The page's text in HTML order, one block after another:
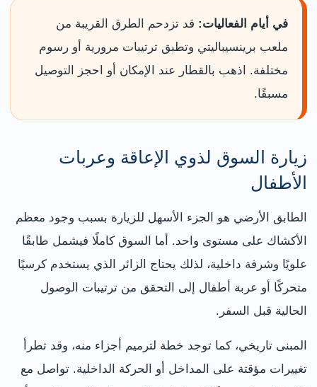
في أيام الفعاليات: قد تزدحم الطرق القريبة من
ملعب برينسيباليتي وتطبق ترتيبات مرورية أو رسوم
مختلفة. اذهب بالقطار عند الإمكان أو احجز التوصيل
مسبقًا.
زيارة السوق لذوي الإعاقة وعربات
الأطفال
الطابق الأرضي هو الجزء الأسهل للزيارة بسبب وجود معظم
الأكشاك على مستوى واحد. أما السوق كاملًا فيشمل طابقًا
علويًا وشرفة داخلية، لذلك يحتاج الزائر الذي يستخدم كرسيًا
متحركًا أو عربة أطفال إلى التحقق من ترتيبات الوصول
الحالية قبل السفر.
المبنى تاريخي، كما توجد خطة لترميم أجزاء منه، وقد تطرأ
تغييرات مؤقتة على المداخل أو الحركة الداخلية. تواصل مع